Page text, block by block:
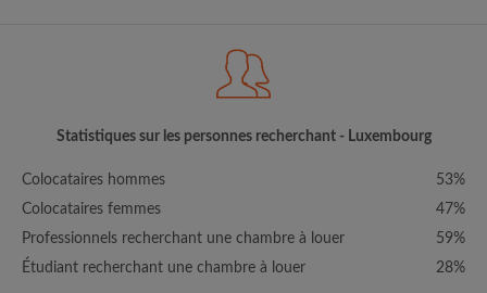
Statistiques sur les personnes recherchant - Luxembourg
Colocataires hommes
53%
Colocataires femmes
47%
Professionnels recherchant une chambre à louer
59%
Étudiant recherchant une chambre à louer
28%